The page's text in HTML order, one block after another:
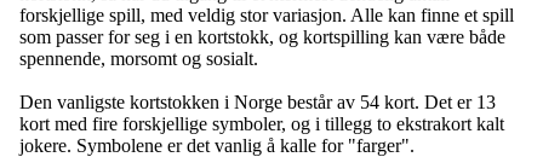
forskjellige spill, med veldig stor variasjon. Alle kan finne et spill
som passer for seg i en kortstokk, og kortspilling kan være både
spennende, morsomt og sosialt.
Den vanligste kortstokken i Norge består av 54 kort. Det er 13
kort med fire forskjellige symboler, og i tillegg to ekstrakort kalt
jokere. Symbolene er det vanlig å kalle for "farger".